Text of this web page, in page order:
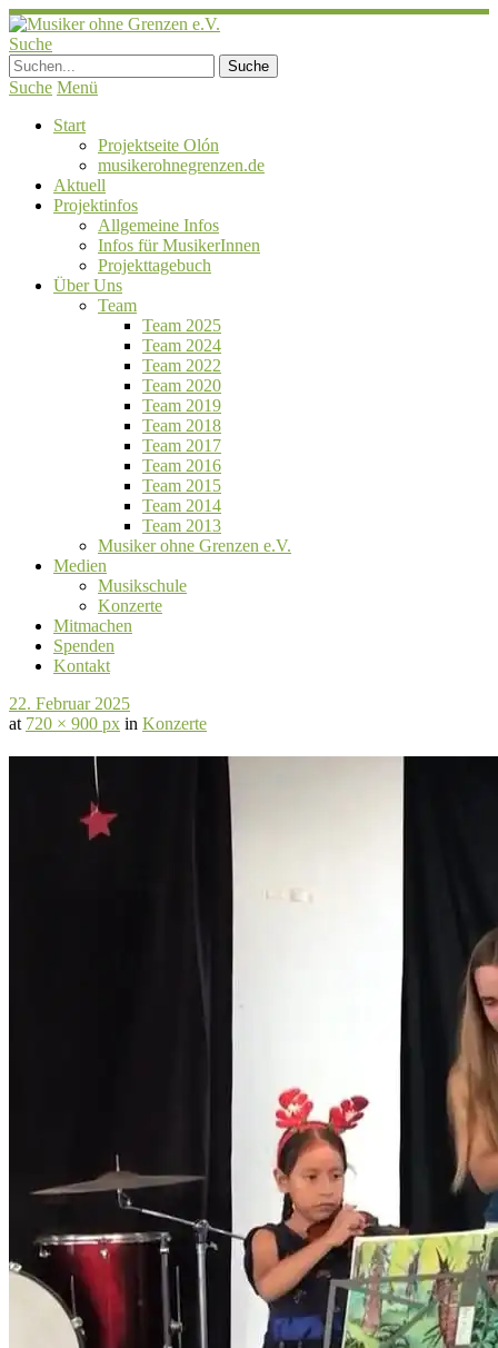
Suche
Suche Menü
Start
Projektseite Olón
musikerohnegrenzen.de
Aktuell
Projektinfos
Allgemeine Infos
Infos für MusikerInnen
Projekttagebuch
Über Uns
Team
Team 2025
Team 2024
Team 2022
Team 2020
Team 2019
Team 2018
Team 2017
Team 2016
Team 2015
Team 2014
Team 2013
Musiker ohne Grenzen e.V.
Medien
Musikschule
Konzerte
Mitmachen
Spenden
Kontakt
22. Februar 2025
at 720 × 900 px in Konzerte